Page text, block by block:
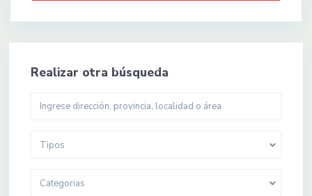
Realizar otra búsqueda
Tipos
Categorias